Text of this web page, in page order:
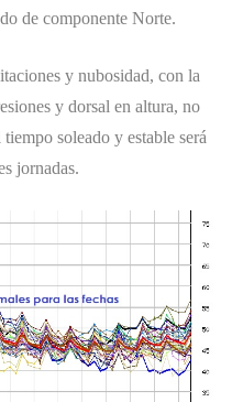
de componente Norte.
y nubosidad, con la
y dorsal en altura, no
soleado y estable será
jornadas.